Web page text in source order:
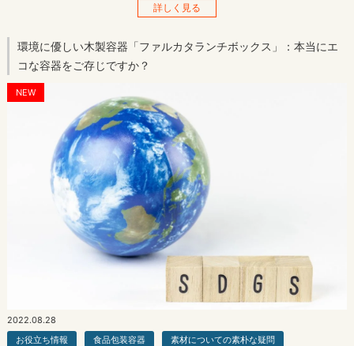
詳しく見る
環境に優しい木製容器「ファルカタランチボックス」：本当にエ
コな容器をご存じですか？
NEW
2022.08.28
お役立ち情報
食品包装容器
素材についての素朴な疑問